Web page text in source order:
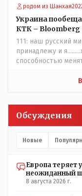
частотности
комбинаций генов
без того
естественный отбор.
родом из
Украина
КТК – Bloomberg
111: наш русский
принадлежу и
способностью
Обсуждения
Новые
Европа теряет
неожиданный
8 августа 2026 г.